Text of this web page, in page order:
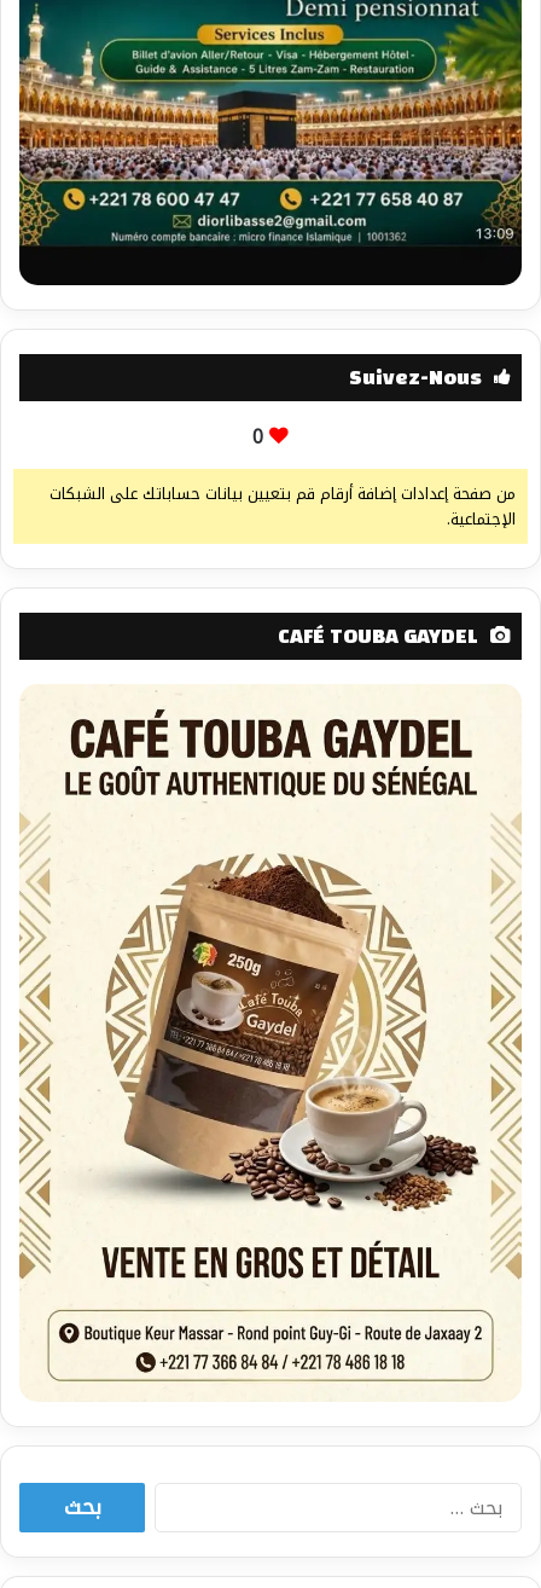
Suivez-Nous
0
من صفحة إعدادات إضافة أرقام قم بتعيين بيانات حساباتك على الشبكات
الإجتماعية.
CAFÉ TOUBA GAYDEL
البحث